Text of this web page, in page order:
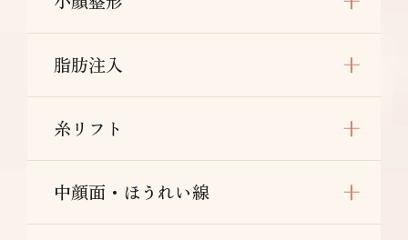
脂肪注入
糸リフト
中顔面・ほうれい線